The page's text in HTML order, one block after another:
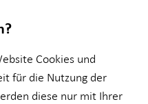
Cookies und
für die Nutzung der
diese nur mit Ihrer